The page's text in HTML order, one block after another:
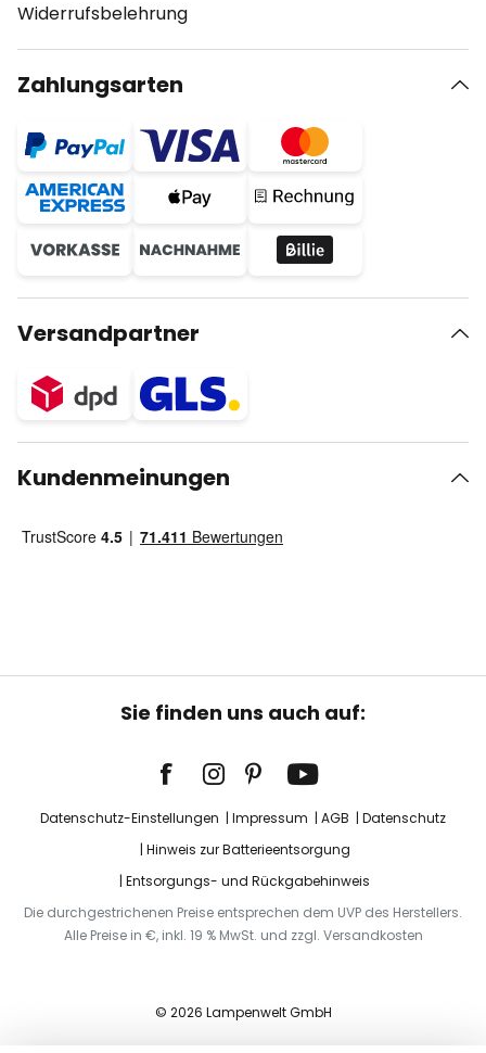
Widerrufsbelehrung
Zahlungsarten
Versandpartner
Kundenmeinungen
Sie finden uns auch auf:
Datenschutz-Einstellungen Impressum AGB
Datenschutz
Hinweis zur Batterieentsorgung
Entsorgungs- und Rückgabehinweis
Die durchgestrichenen Preise entsprechen dem UVP des Herstellers.
Alle Preise in €, inkl. 19 % MwSt. und zzgl. Versandkosten
© 2026 Lampenwelt GmbH